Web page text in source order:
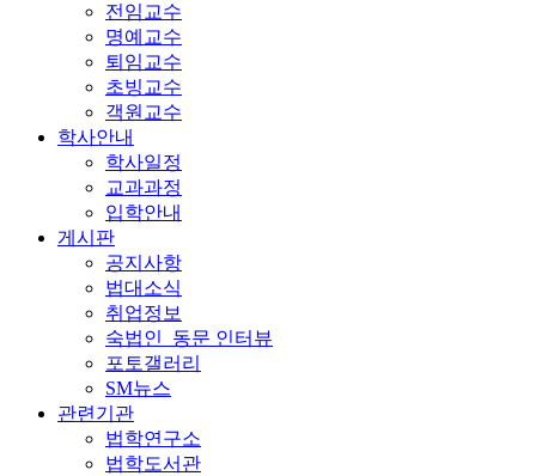
전임교수
명예교수
퇴임교수
초빙교수
객원교수
학사안내
학사일정
교과과정
입학안내
게시판
공지사항
법대소식
취업정보
숙법인_동문 인터뷰
포토갤러리
SM뉴스
관련기관
법학연구소
법학도서관